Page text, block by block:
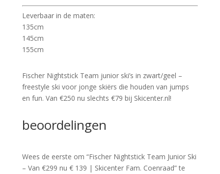
Leverbaar in de maten:
135cm
145cm
155cm
Fischer Nightstick Team junior ski’s in zwart/geel –
freestyle ski voor jonge skiërs die houden van jumps
en fun. Van €250 nu slechts €79 bij Skicenter.nl!
beoordelingen
Wees de eerste om “Fischer Nightstick Team Junior Ski
– Van €299 nu € 139 | Skicenter Fam. Coenraad” te